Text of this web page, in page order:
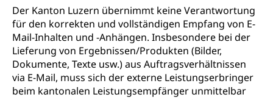
Der Kanton Luzern übernimmt keine Verantwortung
für den korrekten und vollständigen Empfang von E-
Mail-Inhalten und -Anhängen. Insbesondere bei der
Lieferung von Ergebnissen/Produkten (Bilder,
Dokumente, Texte usw.) aus Auftragsverhältnissen
via E-Mail, muss sich der externe Leistungserbringer
beim kantonalen Leistungsempfänger unmittelbar